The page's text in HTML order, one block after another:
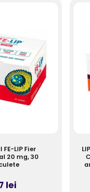
FE-LIP Fier
20 mg, 30
lei